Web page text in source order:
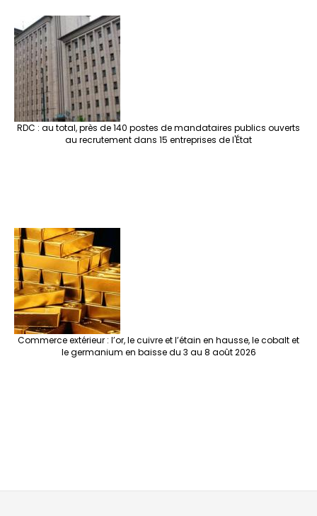
RDC : au total, près de 140 postes de mandataires publics ouverts
au recrutement dans 15 entreprises de l'État
Commerce extérieur : l’or, le cuivre et l’étain en hausse, le cobalt et
le germanium en baisse du 3 au 8 août 2026